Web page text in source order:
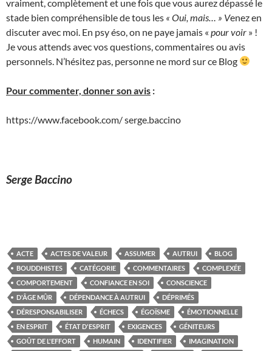
vraiment, complètement et une fois que vous aurez dépassé le
stade bien compréhensible de tous les « Oui, mais… » Venez en
discuter avec moi. En psy éso, on ne paye jamais « pour voir » !
Je vous attends avec vos questions, commentaires ou avis
personnels. N’hésitez pas, personne ne mord sur ce Blog
Pour commenter, donner son avis :
https://www.facebook.com/ serge.baccino
Serge Baccino
ACTE ACTES DE VALEUR ASSUMER AUTRUI
BLOG
BOUDDHISTES
CATÉGORIE COMMENTAIRES
COMPLEXÉE
COMPORTEMENT
CONFIANCE EN SOI
CONSCIENCE
D'ÂGE MÛR
DÉPENDANCE À AUTRUI
DÉPRIMÉS
DÉRESPONSABILISER
ÉCHECS ÉGOÏSME
ÉMOTIONNELLE
EN ESPRIT
ÉTAT D'ESPRIT EXIGENCES
GÉNITEURS
GOÛT DE L'EFFORT
HUMAIN IDENTIFIER
IMAGINATION